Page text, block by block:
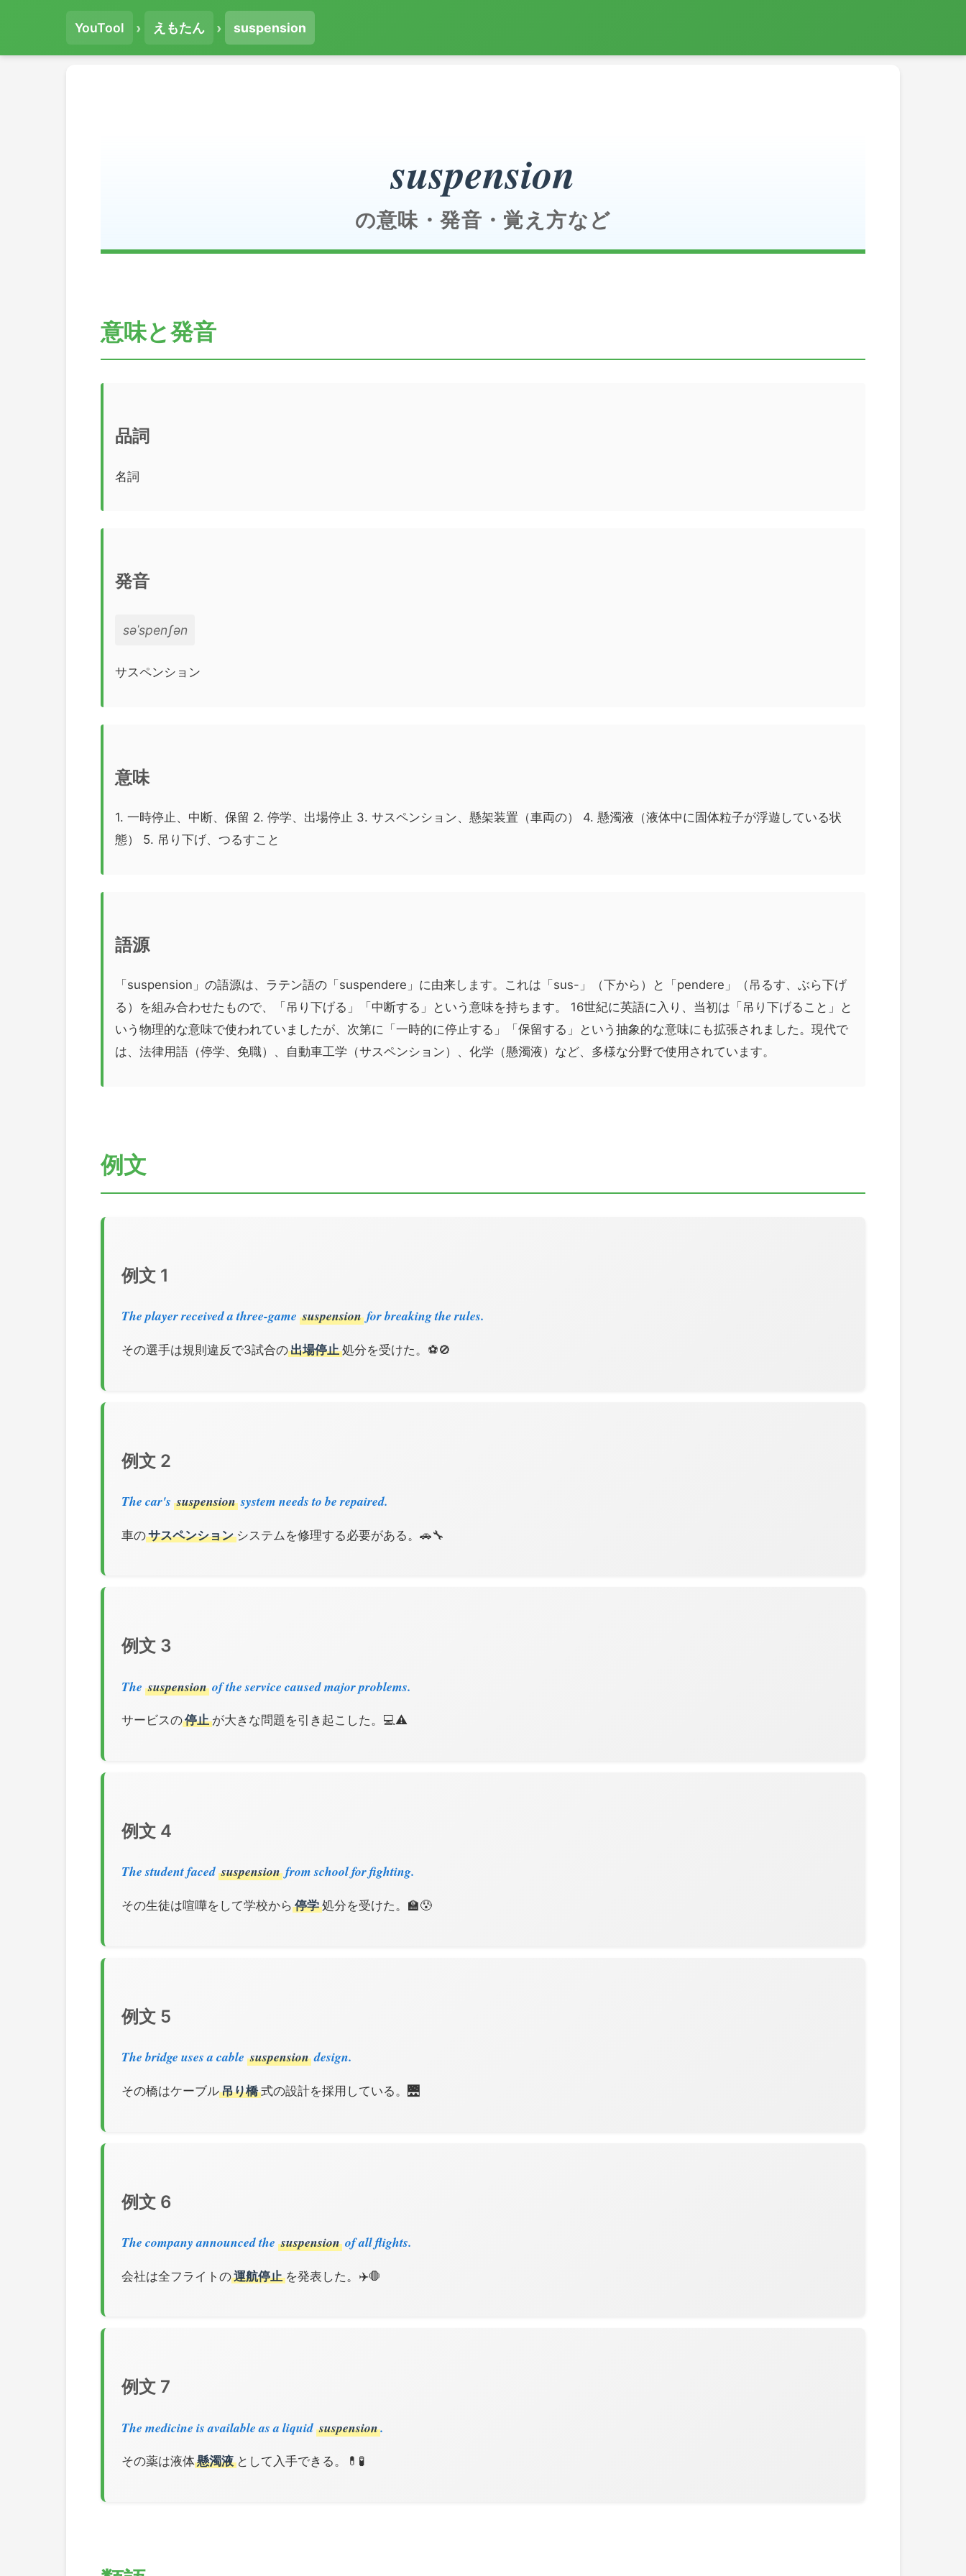
YouTool › えもたん › suspension
suspension
の意味・発音・覚え方など
意味と発音
品詞
名詞
発音
səˈspenʃən
サスペンション
意味
1. 一時停止、中断、保留 2. 停学、出場停止 3. サスペンション、懸架装置（車両の） 4. 懸濁液（液体中に固体粒子が浮遊している状
態） 5. 吊り下げ、つるすこと
語源
「suspension」の語源は、ラテン語の「suspendere」に由来します。これは「sus-」（下から）と「pendere」（吊るす、ぶら下げ
る）を組み合わせたもので、「吊り下げる」「中断する」という意味を持ちます。 16世紀に英語に入り、当初は「吊り下げること」と
いう物理的な意味で使われていましたが、次第に「一時的に停止する」「保留する」という抽象的な意味にも拡張されました。現代で
は、法律用語（停学、免職）、自動車工学（サスペンション）、化学（懸濁液）など、多様な分野で使用されています。
例文
例文 1
The player received a three-game suspension for breaking the rules.
その選手は規則違反で3試合の出場停止処分を受けた。⚽🚫
例文 2
The car's suspension system needs to be repaired.
車のサスペンションシステムを修理する必要がある。🚗🔧
例文 3
The suspension of the service caused major problems.
サービスの停止が大きな問題を引き起こした。💻⚠️
例文 4
The student faced suspension from school for fighting.
その生徒は喧嘩をして学校から 停学処分を受けた。🏫😰
例文 5
The bridge uses a cable suspension design.
その橋はケーブル吊り橋式の設計を採用している。🌉
例文 6
The company announced the suspension of all flights.
会社は全フライトの運航停止を発表した。✈️🛑
例文 7
The medicine is available as a liquid suspension.
その薬は液体懸濁液として入手できる。💊🧪